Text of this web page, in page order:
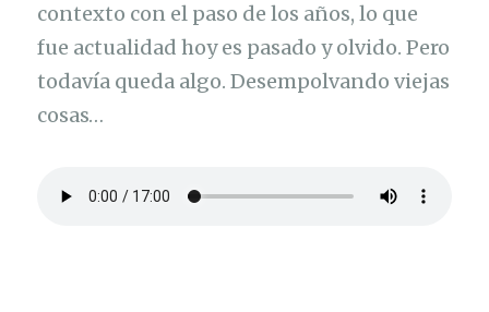
contexto con el paso de los años, lo que
fue actualidad hoy es pasado y olvido. Pero
todavía queda algo. Desempolvando viejas
cosas…